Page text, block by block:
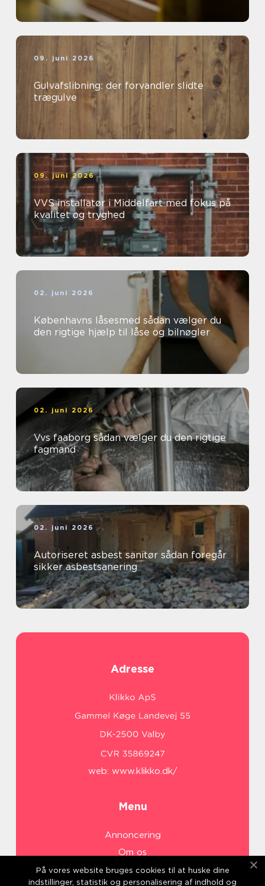
09. juni 2026
Gulvafslibning: der forvandler slidte
trægulve
09. juni 2026
VVS installatør i Middelfart med fokus på
kvalitet og tryghed
02. juni 2026
Københavns låsesmed sådan vælger du
den rigtige hjælp til låse og bilnøgler
02. juni 2026
Vvs faaborg sådan vælger du den rigtige
fagmand
02. juni 2026
Autoriseret asbest sanitør sådan foregår
sikker asbestsanering
Adresse
web: www.klikko.dk/
Menu
Annoncering
Om os
Cookies
På vores website bruges cookies til at huske dine
indstillinger, statistik og personalisering af indhold og